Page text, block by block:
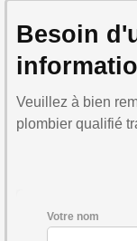
Besoin
Veuillez à bien
plombier qualifié
Votre nom